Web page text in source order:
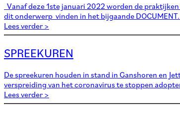
Vanaf deze 1ste januari 2022 worden de
dit onderwerp vinden in het bijgaande
Lees verder >
SPREEKUREN
De spreekuren houden in stand in Ganshoren en
verspreiding van het coronavirus te stoppen
Lees verder >